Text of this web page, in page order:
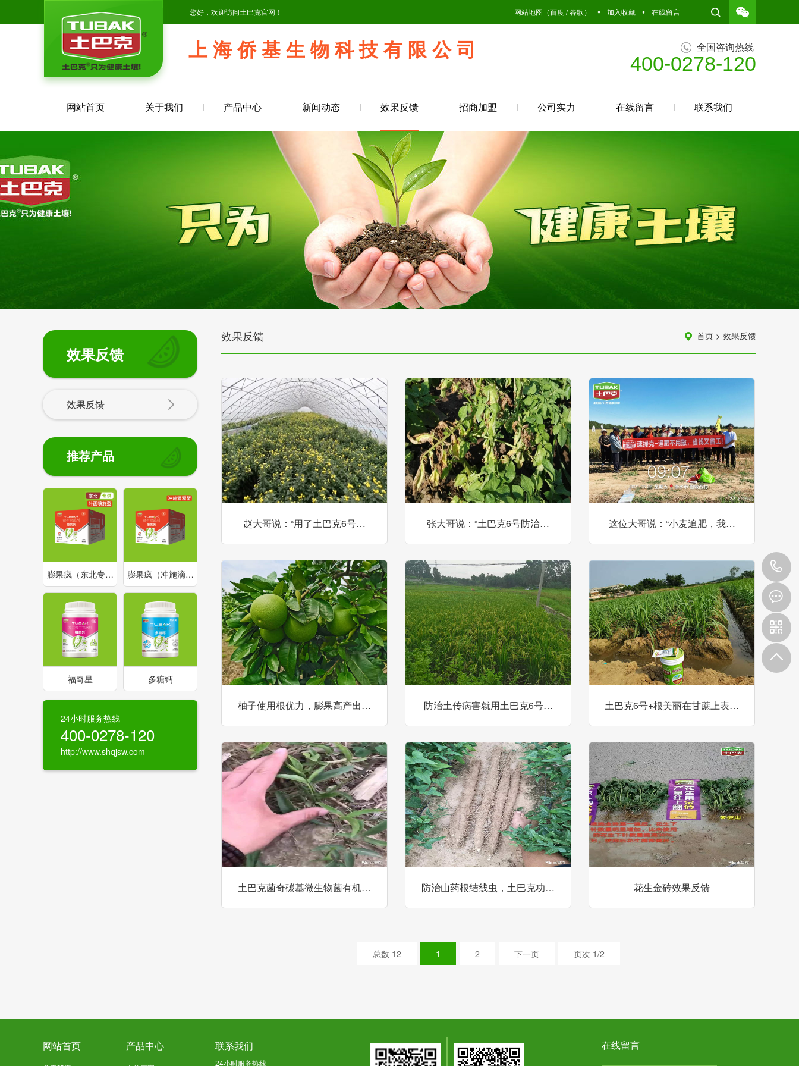
您好，欢迎访问土巴克官网！ 网站地图 （百度/谷歌） 加入收藏 在线留言
上 海 侨 基 生 物 科 技 有 限 公 司 全国咨询热线
400-0278-120
网站首页 关于我们 产品中心 新闻动态 效果反馈 招商加盟 公司实力 在线留言 联系我们
效果反馈
效果反馈
推荐产品
膨果疯（东北专… 膨果疯（冲施滴…
福奇星 多糖钙
24小时服务热线
400-0278-120
http://www.shqjsw.com
首页 > 效果反馈
效果反馈
赵大哥说：“用了土巴克6号… 张大哥说：“土巴克6号防治… 这位大哥说：“小麦追肥，我…
柚子使用根优力，膨果高产出… 防治土传病害就用土巴克6号… 土巴克6号+根美丽在甘蔗上表…
土巴克菌奇碳基微生物菌有机… 防治山药根结线虫，土巴克功… 花生金砖效果反馈
总数 12 1 2 下一页 页次 1/2
网站首页 产品中心 联系我们
24小时服务热线
在线留言